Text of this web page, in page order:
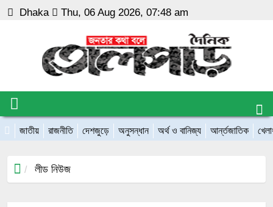
Dhaka Thu, 06 Aug 2026, 07:48 am
জাতীয় রাজনীতি দেশজুড়ে অনুসন্ধান অর্থ ও বানিজ্য আর্ন্তজাতিক
লীড নিউজ